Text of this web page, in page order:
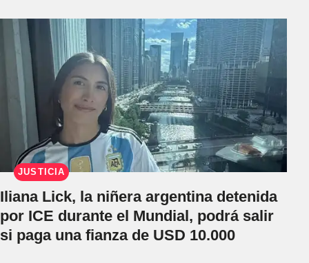
JUSTICIA
Iliana Lick, la niñera argentina detenida
por ICE durante el Mundial, podrá salir
si paga una fianza de USD 10.000